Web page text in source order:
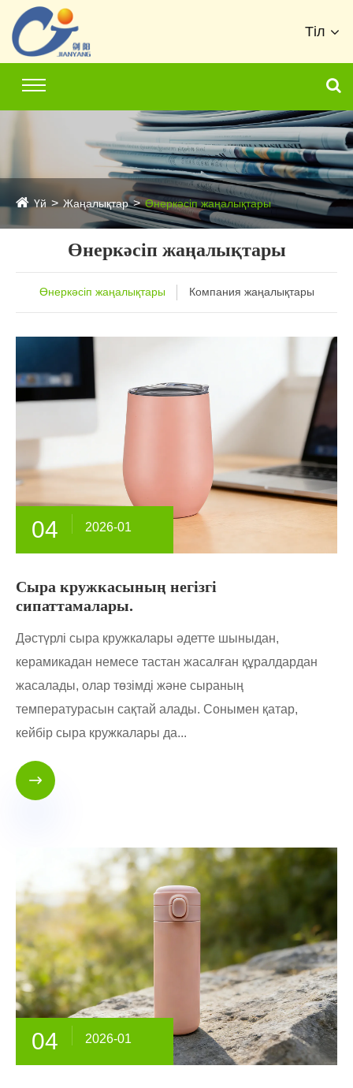
Тіл
Үй Жаңалықтар Өнеркәсіп жаңалықтары
Өнеркәсіп жаңалықтары
Өнеркәсіп жаңалықтары Компания жаңалықтары
04 2026-01
Сыра кружкасының негізгі
сипаттамалары.
Дәстүрлі сыра кружкалары әдетте шыныдан,
керамикадан немесе тастан жасалған құралдардан
жасалады, олар төзімді және сыраның
температурасын сақтай алады. Сонымен қатар,
кейбір сыра кружкалары да...

04 2026-01